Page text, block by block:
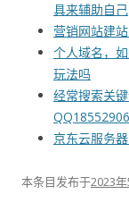
具来辅助自己
营销网站建站
个人域名，
玩法吗
经常搜索关
京东云服务器
本条目发布于2023